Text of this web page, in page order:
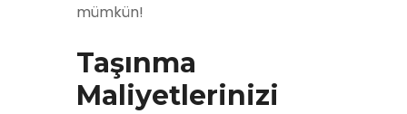
mümkün!
Taşınma
Maliyetlerinizi